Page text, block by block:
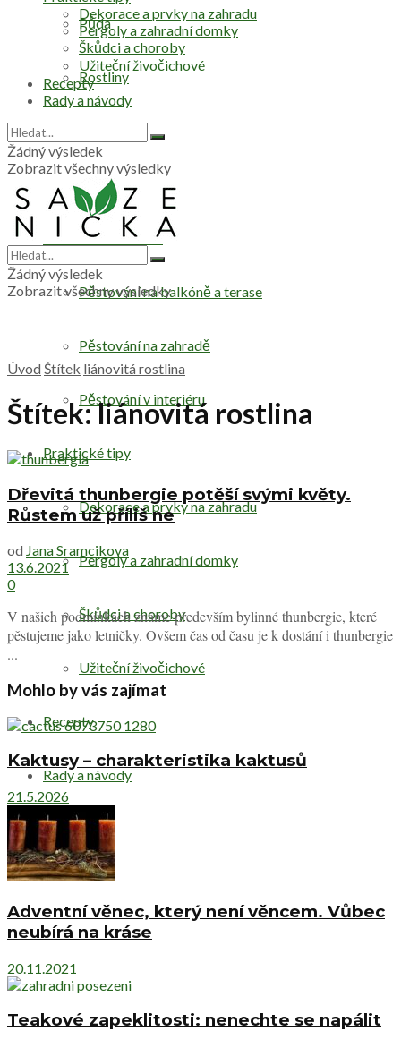
Půda
Rostliny
Zelenina
Pěstování dle místa
Pěstování na balkóně a terase
Pěstování na zahradě
Pěstování v interiéru
Praktické tipy
Dekorace a prvky na zahradu
Pergoly a zahradní domky
Škůdci a choroby
Užiteční živočichové
Recepty
Rady a návody
Dekorace a prvky na zahradu
Pergoly a zahradní domky
Škůdci a choroby
Užiteční živočichové
Recepty
Rady a návody
Žádný výsledek
Zobrazit všechny výsledky
Žádný výsledek
Zobrazit všechny výsledky
Úvod Štítek liánovitá rostlina
Štítek:liánovitá rostlina
Dřevitá thunbergie potěší svými květy.
Růstem už příliš ne
od Jana Sramcikova
13.6.2021
0
V našich podmínkách známe především bylinné thunbergie, které
pěstujeme jako letničky. Ovšem čas od času je k dostání i thunbergie
...
Mohlo by vás zajímat
Kaktusy – charakteristika kaktusů
21.5.2026
Adventní věnec, který není věncem. Vůbec
neubírá na kráse
20.11.2021
Teakové zapeklitosti: nenechte se napálit